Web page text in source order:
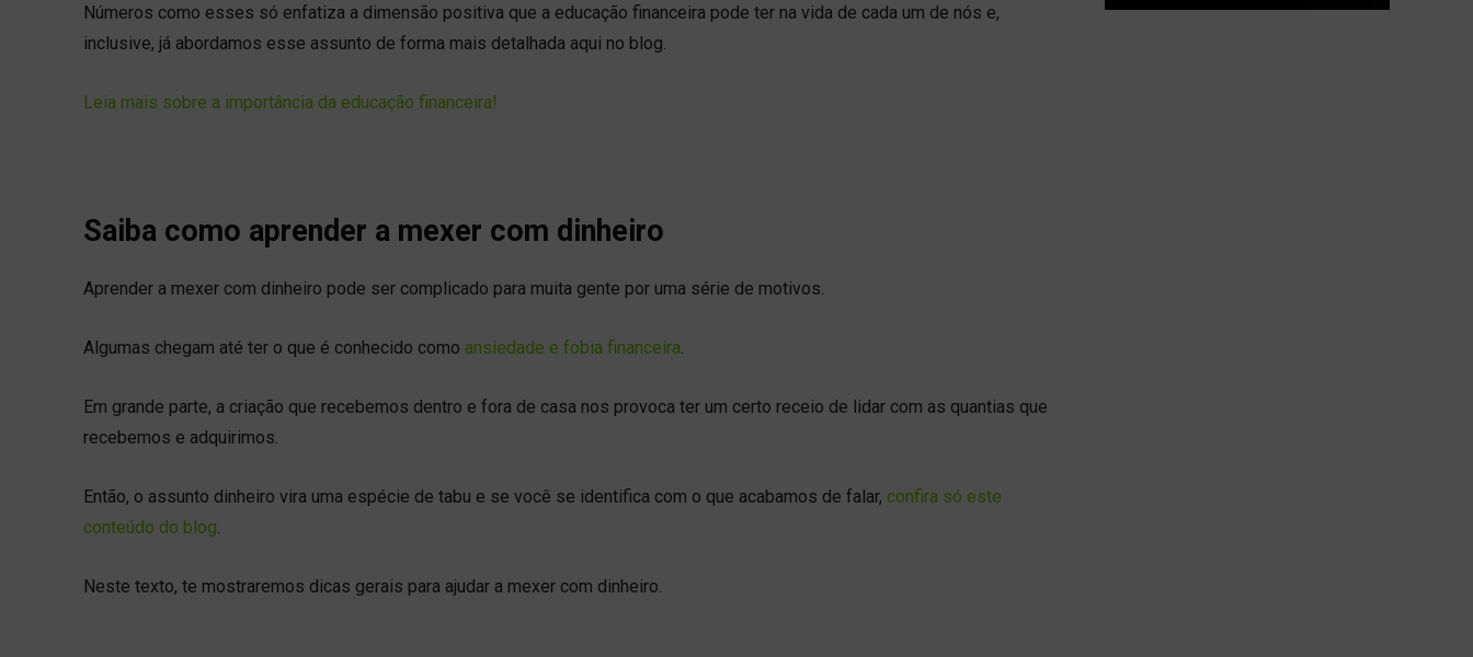
Números como esses só enfatiza a dimensão positiva que a educação financeira pode ter na vida de cada um de nós e,
inclusive, já abordamos esse assunto de forma mais detalhada aqui no blog.
Leia mais sobre a importância da educação financeira!
Saiba como aprender a mexer com dinheiro
Aprender a mexer com dinheiro pode ser complicado para muita gente por uma série de motivos.
Algumas chegam até ter o que é conhecido como ansiedade e fobia financeira
Em grande parte, a criação que recebemos dentro e fora de casa nos provoca ter um certo receio de lidar com as quantias que
recebemos e adquirimos.
Então, o assunto dinheiro vira uma espécie de tabu e se você se identifica com o que acabamos de falar, confira só este
conteúdo do blog
Neste texto, te mostraremos dicas gerais para ajudar a mexer com dinheiro.